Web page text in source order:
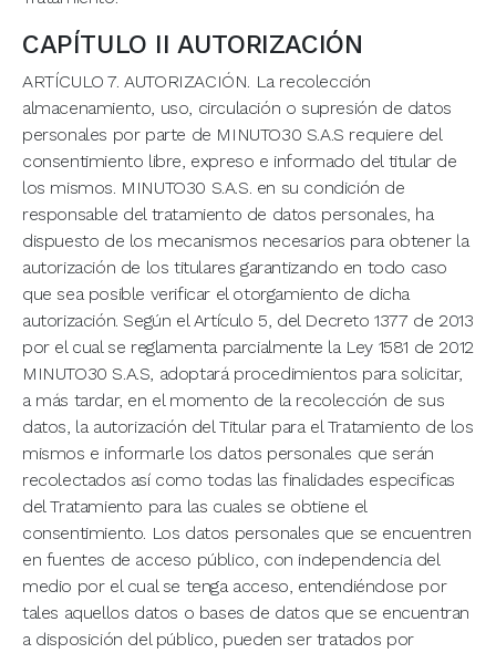
CAPÍTULO II AUTORIZACIÓN
ARTÍCULO 7. AUTORIZACIÓN. La recolección
almacenamiento, uso, circulación o supresión de datos
personales por parte de MINUTO30 S.A.S requiere del
consentimiento libre, expreso e informado del titular de
los mismos. MINUTO30 S.A.S. en su condición de
responsable del tratamiento de datos personales, ha
dispuesto de los mecanismos necesarios para obtener la
autorización de los titulares garantizando en todo caso
que sea posible verificar el otorgamiento de dicha
autorización. Según el Artículo 5, del Decreto 1377 de 2013
por el cual se reglamenta parcialmente la Ley 1581 de 2012
MINUTO30 S.A.S, adoptará procedimientos para solicitar,
a más tardar, en el momento de la recolección de sus
datos, la autorización del Titular para el Tratamiento de los
mismos e informarle los datos personales que serán
recolectados así como todas las finalidades especificas
del Tratamiento para las cuales se obtiene el
consentimiento. Los datos personales que se encuentren
en fuentes de acceso público, con independencia del
medio por el cual se tenga acceso, entendiéndose por
tales aquellos datos o bases de datos que se encuentran
a disposición del público, pueden ser tratados por